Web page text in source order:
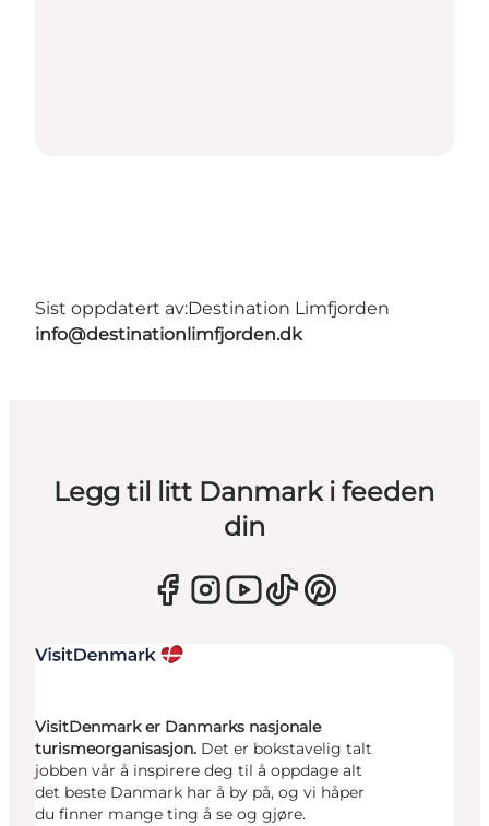
Sist oppdatert av:Destination Limfjorden
info@destinationlimfjorden.dk
Legg til litt Danmark i feeden
din
VisitDenmark er Danmarks nasjonale
turismeorganisasjon. Det er bokstavelig talt
jobben vår å inspirere deg til å oppdage alt
det beste Danmark har å by på, og vi håper
du finner mange ting å se og gjøre.